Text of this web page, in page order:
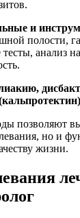
и
полости,
анализ
позволяют
но и
жизни.